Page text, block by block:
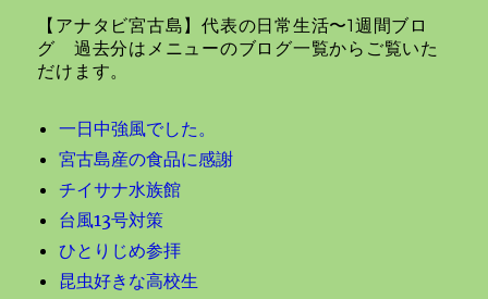
ン
【アナタビ宮古島】代表の日常生活〜1週間ブロ
グ 過去分はメニューのブログ一覧からご覧いた
だけます。
一日中強風でした。
宮古島産の食品に感謝
チイサナ水族館
台風13号対策
ひとりじめ参拝
昆虫好きな高校生